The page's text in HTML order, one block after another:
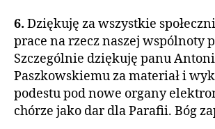
6. Dziękuję za wszystkie
prace na rzecz naszej wspólnoty
Szczególnie dziękuję panu
Paszkowskiemu za materiał i
podestu pod nowe organy
chórze jako dar dla Parafii. Bóg